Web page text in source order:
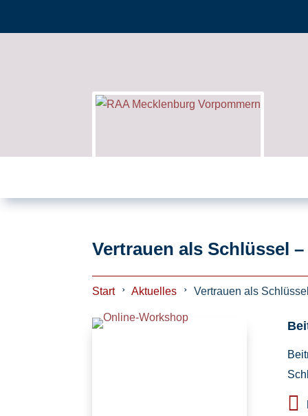
Vertrauen als Schlüssel
Start Aktuelles Vertrauen als
